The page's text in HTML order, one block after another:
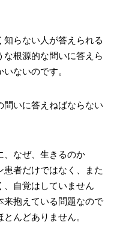
らない人が答えられる
根源的な問いに答えら
ないのです。
いに答えねばならない
、なぜ、生きるのか
者だけではなく、また
、自覚はしていません
来抱えている問題なので
んどありません。